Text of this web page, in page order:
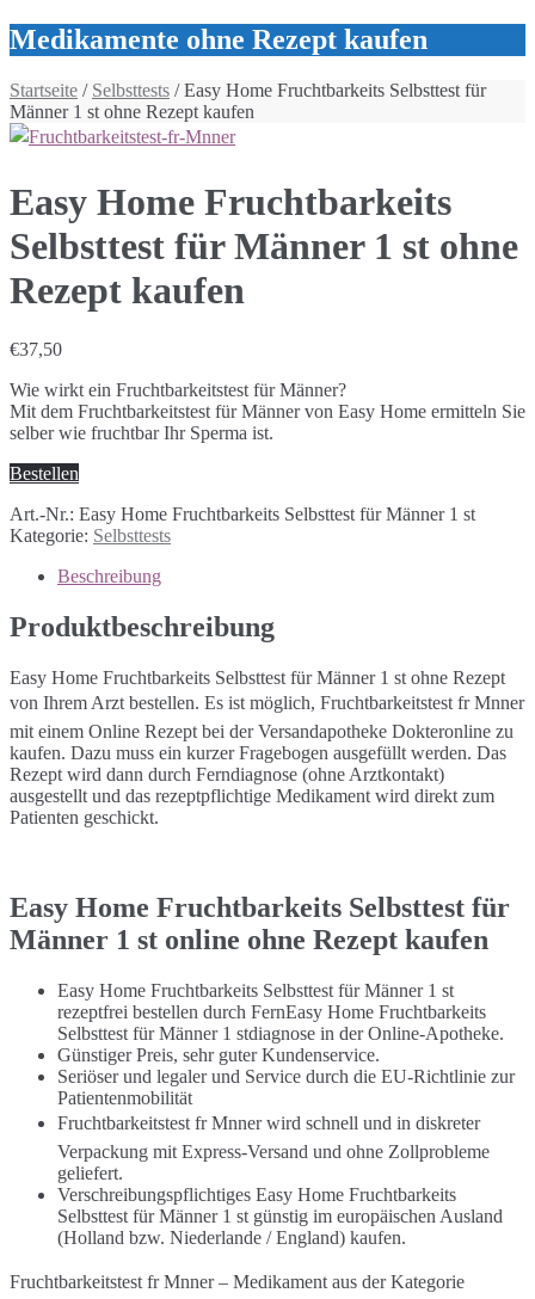
Medikamente ohne Rezept kaufen
Startseite / Selbsttests / Easy Home Fruchtbarkeits Selbsttest für
Männer 1 st ohne Rezept kaufen
Easy Home Fruchtbarkeits
Selbsttest für Männer 1 st ohne
Rezept kaufen
€37,50
Wie wirkt ein Fruchtbarkeitstest für Männer?
Mit dem Fruchtbarkeitstest für Männer von Easy Home ermitteln Sie
selber wie fruchtbar Ihr Sperma ist.
Bestellen
Art.-Nr.: Easy Home Fruchtbarkeits Selbsttest für Männer 1 st
Kategorie: Selbsttests
Beschreibung
Produktbeschreibung
Easy Home Fruchtbarkeits Selbsttest für Männer 1 st ohne Rezept
von Ihrem Arzt bestellen. Es ist möglich, Fruchtbarkeitstest fr Mnner
mit einem Online Rezept bei der Versandapotheke Dokteronline zu
kaufen. Dazu muss ein kurzer Fragebogen ausgefüllt werden. Das
Rezept wird dann durch Ferndiagnose (ohne Arztkontakt)
ausgestellt und das rezeptpflichtige Medikament wird direkt zum
Patienten geschickt.
Easy Home Fruchtbarkeits Selbsttest für
Männer 1 st online ohne Rezept kaufen
Easy Home Fruchtbarkeits Selbsttest für Männer 1 st
rezeptfrei bestellen durch FernEasy Home Fruchtbarkeits
Selbsttest für Männer 1 stdiagnose in der Online-Apotheke.
Günstiger Preis, sehr guter Kundenservice.
Seriöser und legaler und Service durch die EU-Richtlinie zur
Patientenmobilität
Fruchtbarkeitstest fr Mnner wird schnell und in diskreter
Verpackung mit Express-Versand und ohne Zollprobleme
geliefert.
Verschreibungspflichtiges Easy Home Fruchtbarkeits
Selbsttest für Männer 1 st günstig im europäischen Ausland
(Holland bzw. Niederlande / England) kaufen.
Fruchtbarkeitstest fr Mnner – Medikament aus der Kategorie